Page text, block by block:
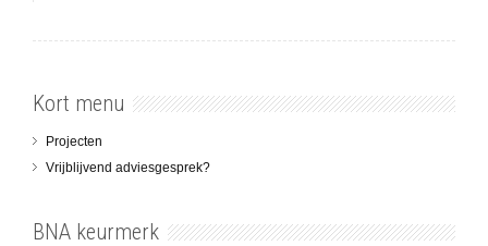
Kort menu
Projecten
Vrijblijvend adviesgesprek?
BNA keurmerk